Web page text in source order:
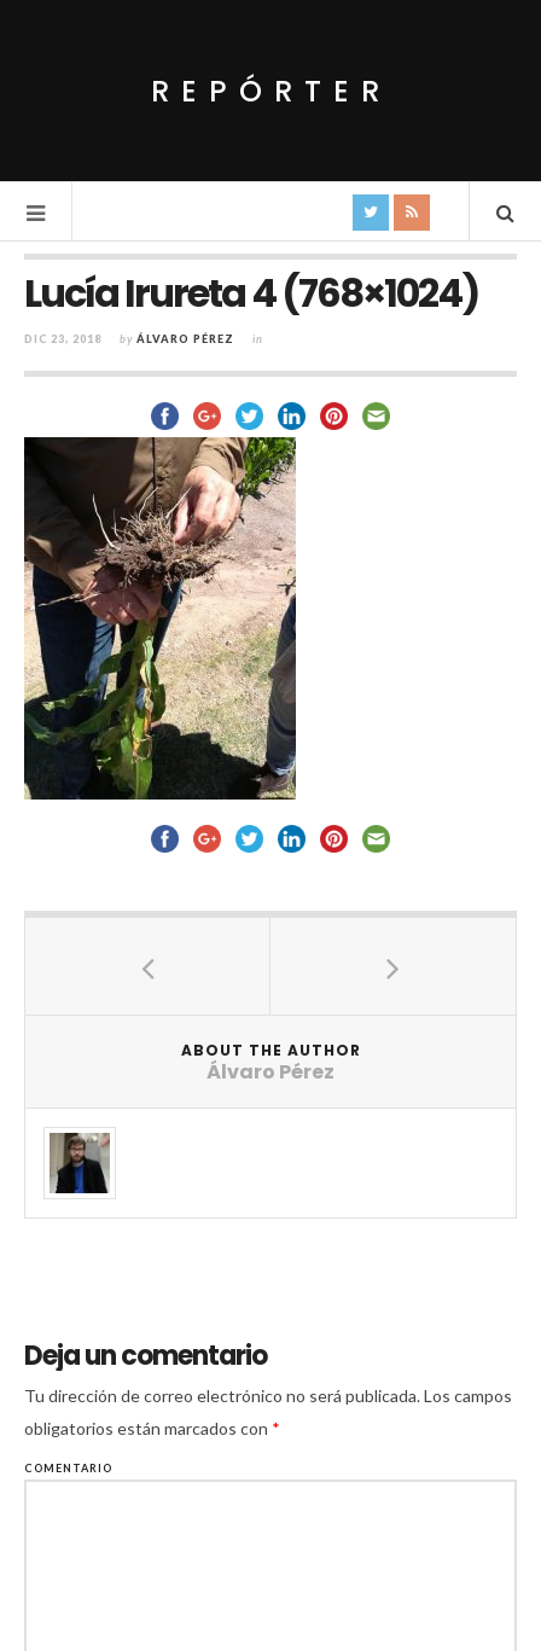
REPÓRTER
Lucía Irureta 4 (768×1024)
DIC 23, 2018 by ÁLVARO PÉREZ in
ABOUT THE AUTHOR
Álvaro Pérez
Deja un comentario
Tu dirección de correo electrónico no será publicada.Los campos
obligatorios están marcados con *
COMENTARIO